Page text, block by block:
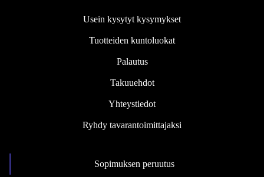
Usein kysytyt kysymykset
Tuotteiden kuntoluokat
Palautus
Takuuehdot
Yhteystiedot
Ryhdy tavarantoimittajaksi
Sopimuksen peruutus